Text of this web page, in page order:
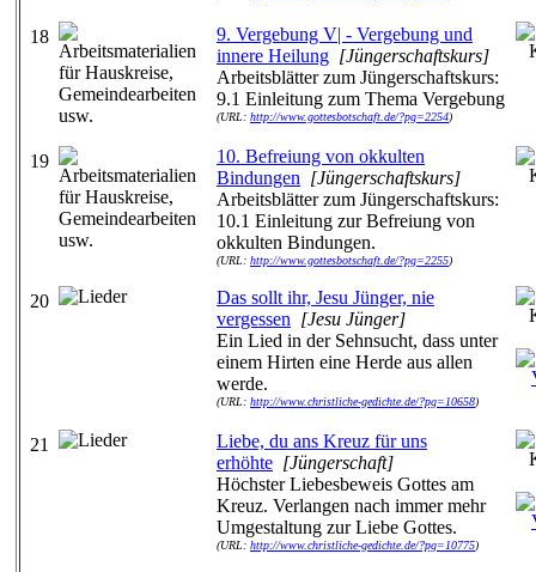
18
9. Vergebung V| - Vergebung und
innere Heilung [Jüngerschaftskurs]
Arbeitsblätter zum Jüngerschaftskurs:
9.1 Einleitung zum Thema Vergebung
(URL: http://www.gottesbotschaft.de/?pg=2254)
19
10. Befreiung von okkulten
Bindungen [Jüngerschaftskurs]
Arbeitsblätter zum Jüngerschaftskurs:
10.1 Einleitung zur Befreiung von
okkulten Bindungen.
(URL: http://www.gottesbotschaft.de/?pg=2255)
20
Das sollt ihr, Jesu Jünger, nie
vergessen [Jesu Jünger]
Ein Lied in der Sehnsucht, dass unter
einem Hirten eine Herde aus allen
werde.
(URL: http://www.christliche-gedichte.de/?pg=10658)
21
Liebe, du ans Kreuz für uns
erhöhte [Jüngerschaft]
Höchster Liebesbeweis Gottes am
Kreuz. Verlangen nach immer mehr
Umgestaltung zur Liebe Gottes.
(URL: http://www.christliche-gedichte.de/?pg=10775)